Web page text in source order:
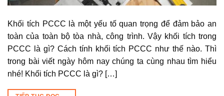
Khối tích PCCC là một yếu tố quan trọng để đảm bảo an
toàn của toàn bộ tòa nhà, công trình. Vậy khối tích trong
PCCC là gì? Cách tính khối tích PCCC như thế nào. Thì
trong bài viết ngày hôm nay chúng ta cùng nhau tìm hiểu
nhé! Khối tích PCCC là gì? […]